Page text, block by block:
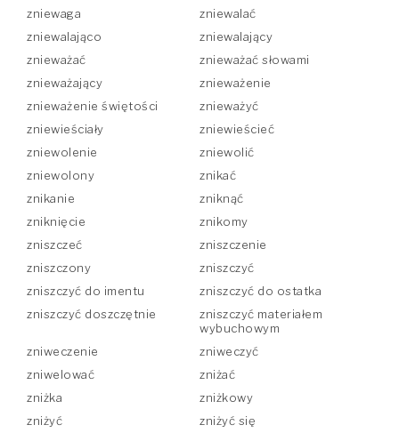
zniewaga
zniewalać
zniewalająco
zniewalający
znieważać
znieważać słowami
znieważający
znieważenie
znieważenie świętości
znieważyć
zniewieściały
zniewieścieć
zniewolenie
zniewolić
zniewolony
znikać
znikanie
zniknąć
zniknięcie
znikomy
zniszczeć
zniszczenie
zniszczony
zniszczyć
zniszczyć do imentu
zniszczyć do ostatka
zniszczyć doszczętnie
zniszczyć materiałem
wybuchowym
zniweczenie
zniweczyć
zniwelować
zniżać
zniżka
zniżkowy
zniżyć
zniżyć się